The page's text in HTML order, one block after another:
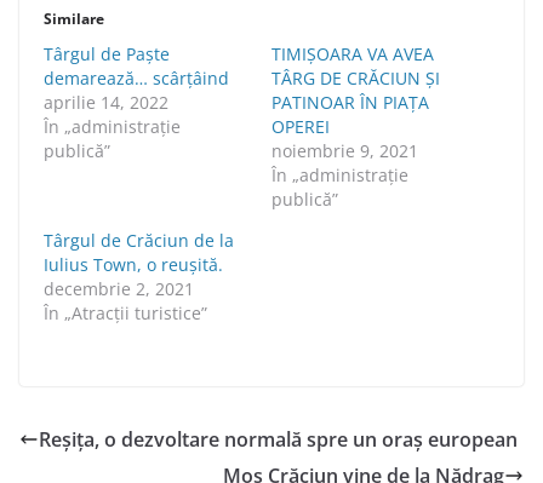
Similare
Târgul de Paște
demarează… scârțâind
aprilie 14, 2022
În „administraţie
publică”
TIMIŞOARA VA AVEA
TÂRG DE CRĂCIUN ŞI
PATINOAR ÎN PIAŢA
OPEREI
noiembrie 9, 2021
În „administraţie
publică”
Târgul de Crăciun de la
Iulius Town, o reuşită.
decembrie 2, 2021
În „Atracții turistice”
Reșița, o dezvoltare normală spre un oraș european
Moș Crăciun vine de la Nădrag